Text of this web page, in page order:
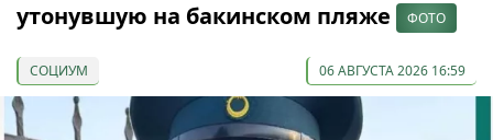
утонувшую на бакинском пляже
ФОТО
СОЦИУМ 06 АВГУСТА 2026 16:59